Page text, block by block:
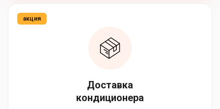
акция
Доставка
кондиционера